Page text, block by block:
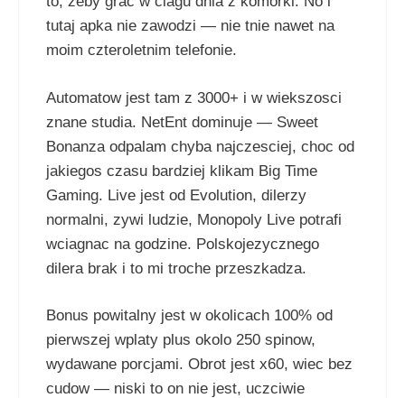
tutaj apka nie zawodzi — nie tnie nawet na
moim czteroletnim telefonie.
Automatow jest tam z 3000+ i w wiekszosci
znane studia. NetEnt dominuje — Sweet
Bonanza odpalam chyba najczesciej, choc od
jakiegos czasu bardziej klikam Big Time
Gaming. Live jest od Evolution, dilerzy
normalni, zywi ludzie, Monopoly Live potrafi
wciagnac na godzine. Polskojezycznego
dilera brak i to mi troche przeszkadza.
Bonus powitalny jest w okolicach 100% od
pierwszej wplaty plus okolo 250 spinow,
wydawane porcjami. Obrot jest x60, wiec bez
cudow — niski to on nie jest, uczciwie